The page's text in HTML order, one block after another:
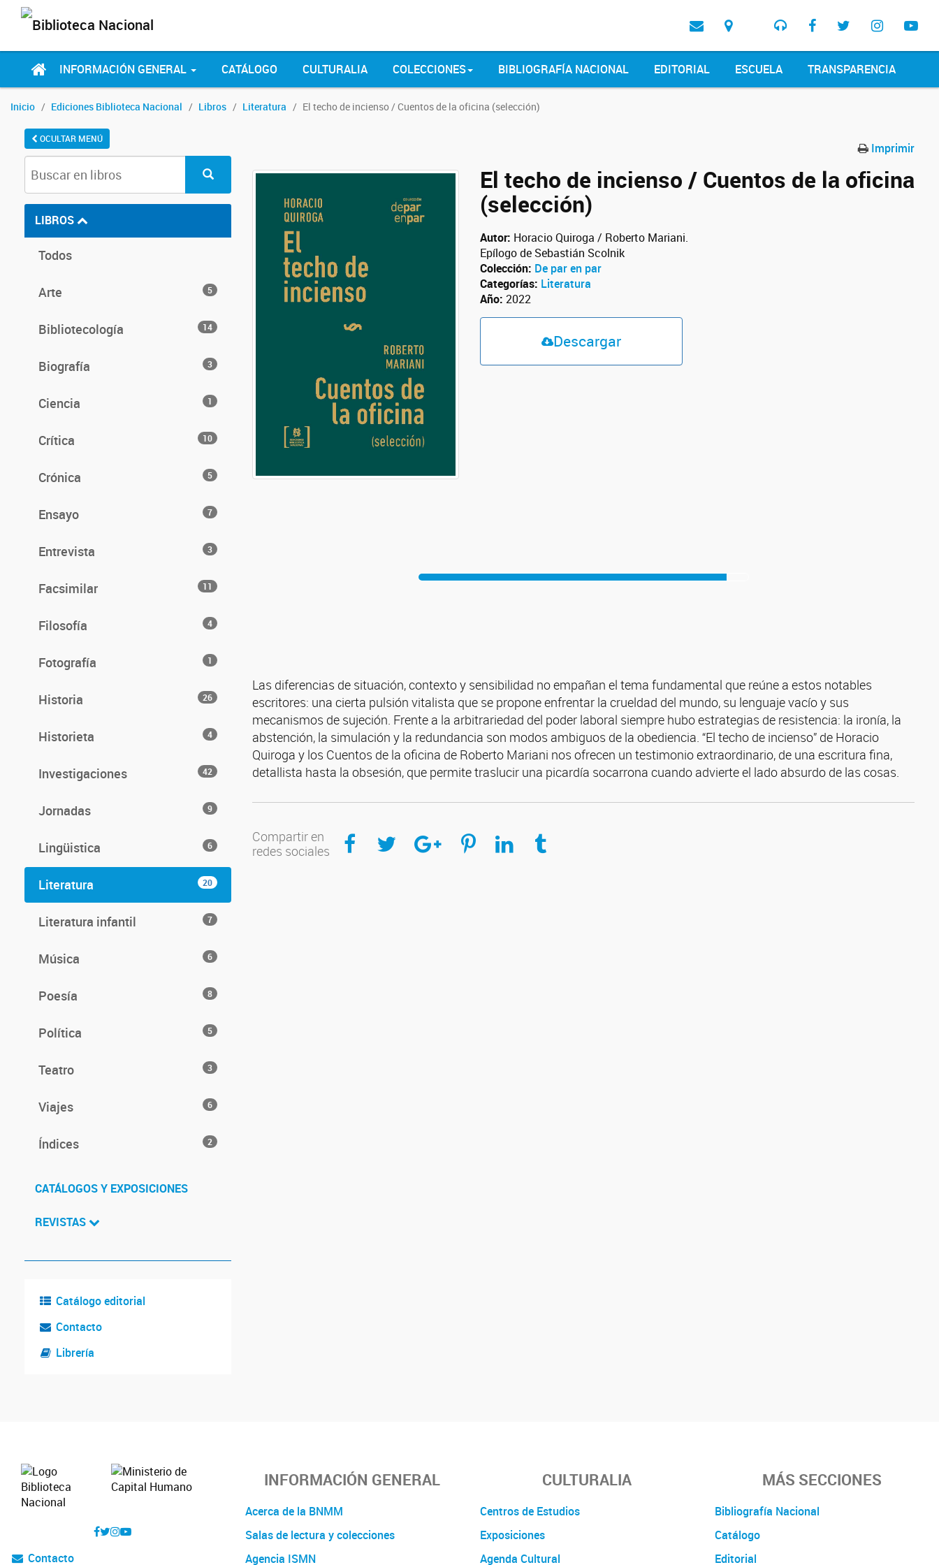
INFORMACIÓN GENERAL CATÁLOGO CULTURALIA COLECCIONES BIBLIOGRAFÍA NACIONAL EDITORIAL ESCUELA TRANSPARENCIA
Inicio Ediciones Biblioteca Nacional Libros Literatura El techo de incienso / Cuentos de la oficina (selección)
OCULTAR MENÚ
LIBROS
Todos
Arte 5
Bibliotecología 14
Biografía 3
Ciencia 1
Crítica 10
Crónica 5
Ensayo 7
Entrevista 3
Facsimilar 11
Filosofía 4
Fotografía 1
Historia 26
Historieta 4
Investigaciones 42
Jornadas 9
Lingüistica 6
Literatura 20
Literatura infantil 7
Música 6
Poesía 8
Política 5
Teatro 3
Viajes 6
Índices 2
CATÁLOGOS Y EXPOSICIONES
REVISTAS
Catálogo editorial
Contacto
Librería
Imprimir
El techo de incienso / Cuentos de la oficina
(selección)
Autor: Horacio Quiroga / Roberto Mariani.
Epílogo de Sebastián Scolnik
Colección: De par en par
Categorías: Literatura
Año: 2022
Descargar
Las diferencias de situación, contexto y sensibilidad no empañan el tema fundamental que reúne a estos notables
escritores: una cierta pulsión vitalista que se propone enfrentar la crueldad del mundo, su lenguaje vacío y sus
mecanismos de sujeción. Frente a la arbitrariedad del poder laboral siempre hubo estrategias de resistencia: la ironía, la
abstención, la simulación y la redundancia son modos ambiguos de la obediencia. “El techo de incienso” de Horacio
Quiroga y los Cuentos de la oficina de Roberto Mariani nos ofrecen un testimonio extraordinario, de una escritura fina,
detallista hasta la obsesión, que permite traslucir una picardía socarrona cuando advierte el lado absurdo de las cosas.
Compartir en
redes sociales
Compartir en Facebook Compartir en Twitter Compartir en Google Plus Compartir en Pinterest Compartir en Linkedin Compartir en Tumblr
Contacto
INFORMACIÓN GENERAL
Acerca de la BNMM
Salas de lectura y colecciones
Agencia ISMN
CULTURALIA
Centros de Estudios
Exposiciones
Agenda Cultural
MÁS SECCIONES
Bibliografía Nacional
Catálogo
Editorial